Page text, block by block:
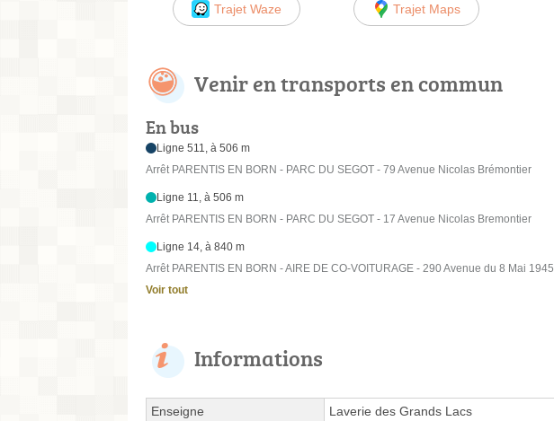
Trajet Waze Trajet Maps
Venir en transports en commun
En bus
Ligne 511, à 506 m
Arrêt PARENTIS EN BORN - PARC DU SEGOT - 79 Avenue Nicolas Brémontier
Ligne 11, à 506 m
Arrêt PARENTIS EN BORN - PARC DU SEGOT - 17 Avenue Nicolas Bremontier
Ligne 14, à 840 m
Arrêt PARENTIS EN BORN - AIRE DE CO-VOITURAGE - 290 Avenue du 8 Mai 1945
Voir tout
Informations
Enseigne
Laverie des Grands Lacs